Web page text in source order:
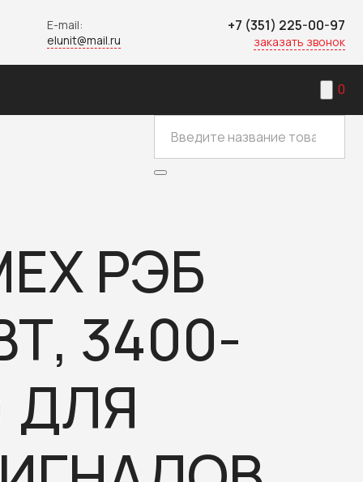
E-mail:
elunit@mail.ru
+7 (351) 225-00-97
заказать звонок
0
РЭБ
3400-
ДЛЯ